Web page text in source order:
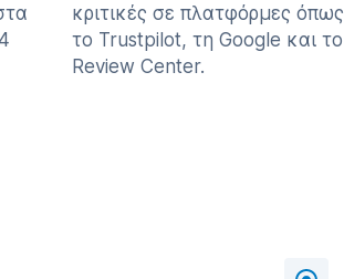
κριτικές σε πλατφόρμες όπως
το Trustpilot, τη Google και το
Review Center.